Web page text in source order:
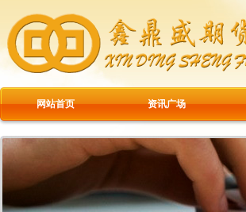
网站首页 资讯广场